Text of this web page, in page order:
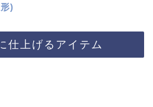
)
仕上げるアイテム